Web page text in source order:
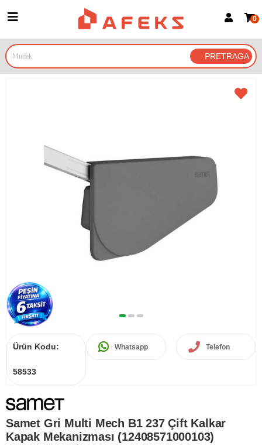
Prijava za članove
Prijavite se Google nalogom
0
Ürün Kodu:
58533
Whatsapp Telefon
Samet Gri Multi Mech B1 237 Çift Kalkar
Kapak Mekanizması (12408571000103)